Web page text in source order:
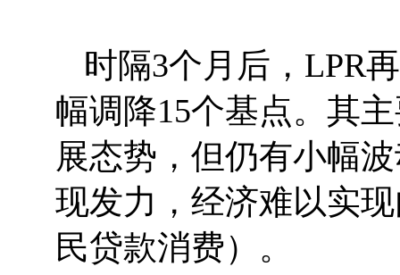
时隔3个月后，LPR
幅调降15个基点。其
展态势，但仍有小幅
现发力，经济难以实
民贷款消费）。